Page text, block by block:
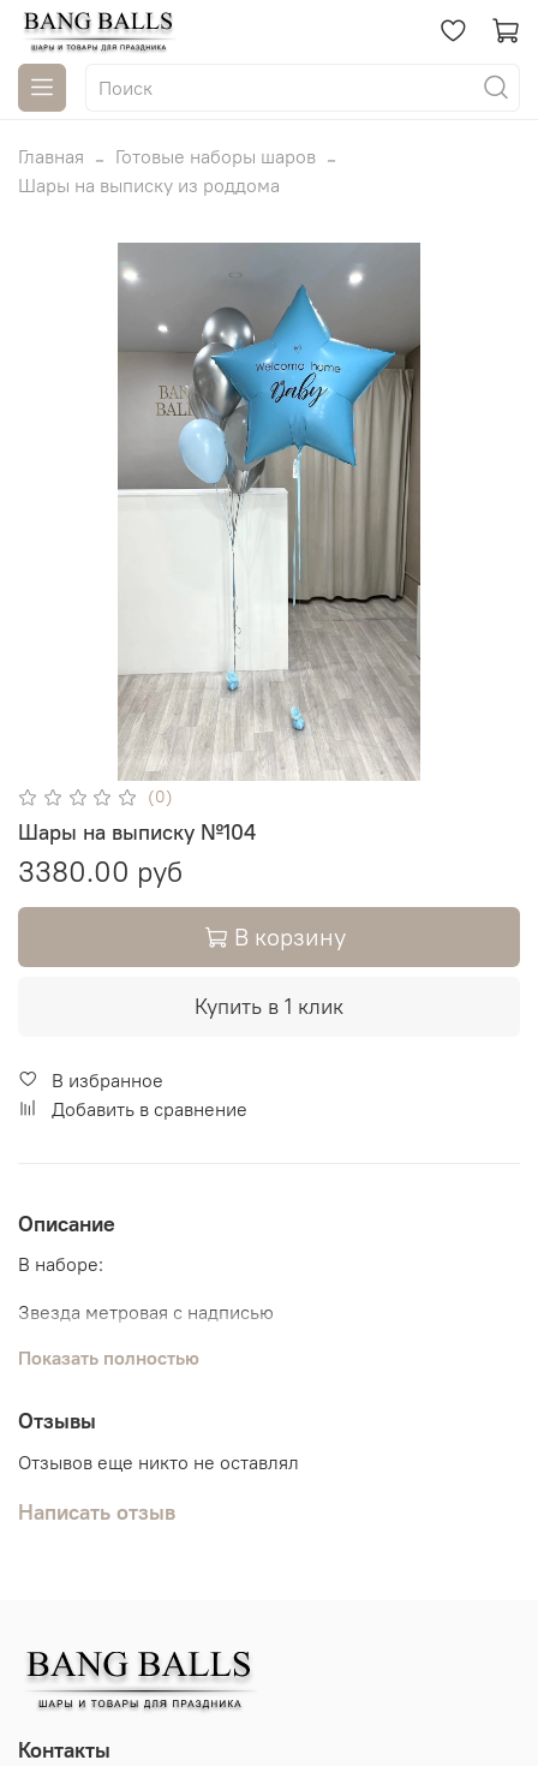
Главная
Готовые наборы шаров
Шары на выписку из роддома
(0)
Шары на выписку №104
3380.00 руб
В корзину
Купить в 1 клик
В избранное
Добавить в сравнение
Описание
В наборе:
Звезда метровая с надписью
Связка из 7 шаров:
3 классических шарика
1 агат
Показать полностью
Отзывы
Отзывов еще никто не оставлял
Написать отзыв
Контакты